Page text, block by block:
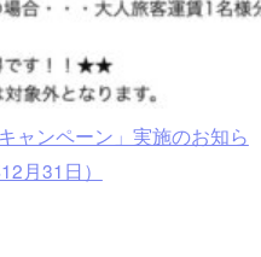
ャンペーン」実施のお知ら
月31日）